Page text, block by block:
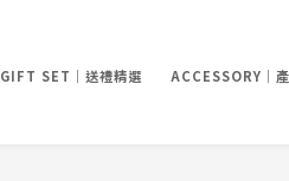
GIFT SET｜送禮精選 ACCESSORY｜